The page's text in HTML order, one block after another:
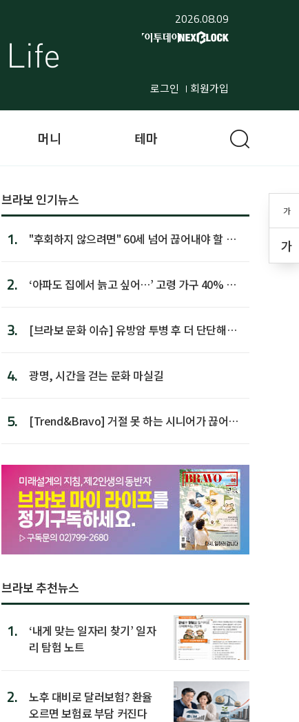
2026.08.09
로그인 회원가입
가
가
머니 테마
브라보 인기뉴스
1.
"후회하지 않으려면" 60세 넘어 끊어내야 할 사
2.
‘아파도 집에서 늙고 싶어…’ 고령 가구 40% 노
3.
[브라보 문화 이슈] 유방암 투병 후 더 단단해진
4. 광명, 시간을 걷는 문화 마실길
5.
[Trend&Bravo] 거절 못 하는 시니어가 끊어야
브라보 추천뉴스
1.
‘내게 맞는 일자리 찾기’ 일자
리 탐험 노트
2.
노후 대비로 달러보험? 환율
오르면 보험료 부담 커진다